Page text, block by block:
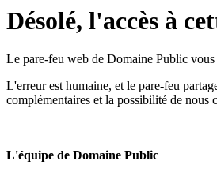
Désolé, l'accès à
Le pare-feu web de Domaine Public vous
L'erreur est humaine, et le pare-feu
complémentaires et la possibilité de nous
L'équipe de Domaine Public